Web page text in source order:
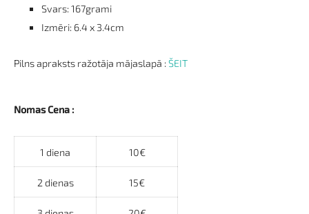
Svars: 167grami
Izmēri: 6.4 x 3.4cm
Pilns apraksts ražotāja mājaslapā : ŠEIT
Nomas Cena :
1 diena 10€
2 dienas 15€